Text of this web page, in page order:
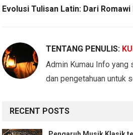
Evolusi Tulisan Latin: Dari
TENTANG PENULIS:
Admin Kumau Info
dan pengetahuan untuk
RECENT POSTS